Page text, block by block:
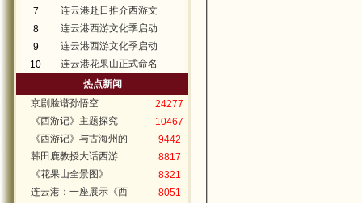
7
连云港赴日推介西游文
8
连云港西游文化季启动
9
连云港西游文化季启动
10
连云港花果山正式命名
热点新闻
京剧脸谱孙悟空
24277
《西游记》主题探究
10467
《西游记》与古海州的
9442
韩田鹿教授大话西游
8817
《花果山全景图》
8321
连云港：一座展示《西
8051